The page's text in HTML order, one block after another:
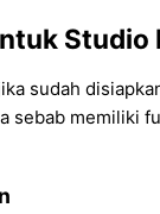
Studio
sudah
sebab memiliki